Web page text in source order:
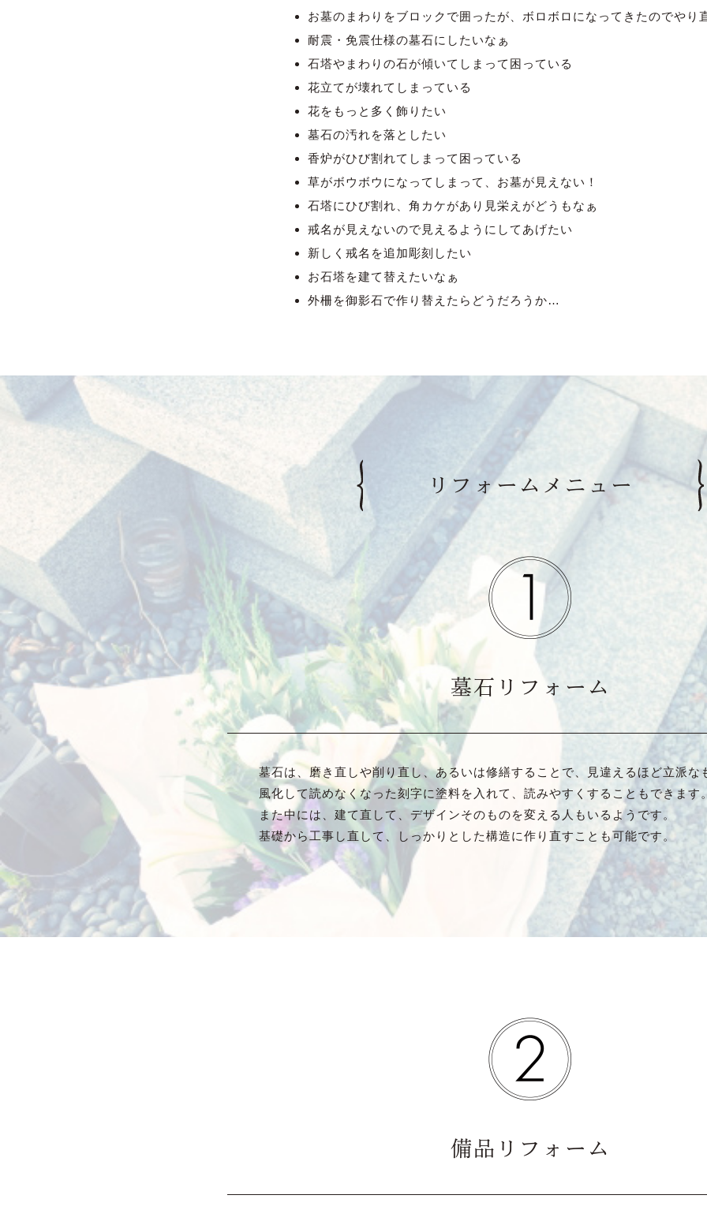
お墓のまわりをブロックで囲ったが、ボロボロになってきたのでやり
耐震・免震仕様の墓石にしたいなぁ
石塔やまわりの石が傾いてしまって困っている
花立てが壊れてしまっている
花をもっと多く飾りたい
墓石の汚れを落としたい
香炉がひび割れてしまって困っている
草がボウボウになってしまって、お墓が見えない！
石塔にひび割れ、角カケがあり見栄えがどうもなぁ
戒名が見えないので見えるようにしてあげたい
新しく戒名を追加彫刻したい
お石塔を建て替えたいなぁ
外柵を御影石で作り替えたらどうだろうか…
リフォームメニュー
墓石リフォーム
墓石は、磨き直しや削り直し、あるいは修繕することで、見違えるほど立派な
風化して読めなくなった刻字に塗料を入れて、読みやすくすることもできます
また中には、建て直して、デザインそのものを変える人もいるようです。
基礎から工事し直して、しっかりとした構造に作り直すことも可能です。
備品リフォーム